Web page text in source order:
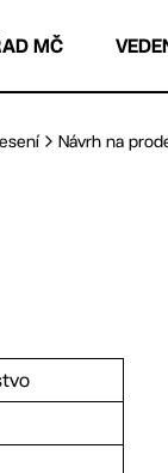
MČ
Návrh na